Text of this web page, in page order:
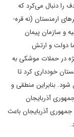
را دنبال می‌کرد که
باکو نیز اقدام به واکنش متقابل و حملات موشکی به شهرهای ارمنستان (نه‌‌‌‌‌‌‌‌ قره­
و سازمان پیمان
دولت و ارتش
در حملات موشکی به
خودداری کرد تا
بنابراین منطقی و
آذربایجان
آذربایجان باعث